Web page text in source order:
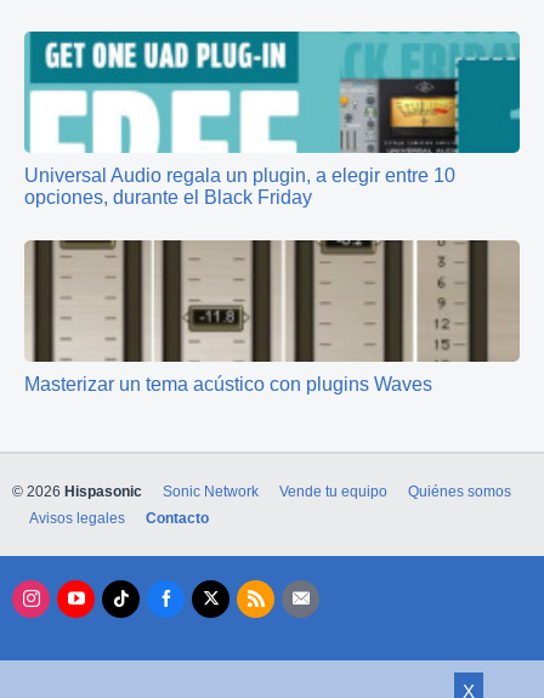
Universal Audio regala un plugin, a elegir entre 10
opciones, durante el Black Friday
Masterizar un tema acústico con plugins Waves
X
© 2026 Hispasonic Sonic Network Vende tu equipo
Quiénes somos
Avisos legales
Contacto